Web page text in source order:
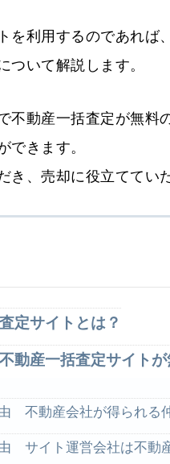
を利用するのであれば
ついて解説します。
不動産一括査定が無料
できます。
き、売却に役立ててい
定サイトとは？
動産一括査定サイト
不動産会社が得られる
サイト運営会社は不動